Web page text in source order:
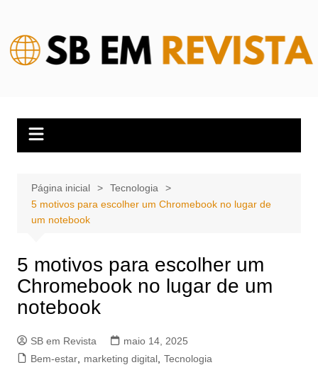
conteúdo
Página inicial
Tecnologia
5 motivos para escolher um Chromebook no lugar de
um notebook
5 motivos para escolher um
Chromebook no lugar de um
notebook
SB em Revista
maio 14, 2025
Bem-estar, marketing digital, Tecnologia